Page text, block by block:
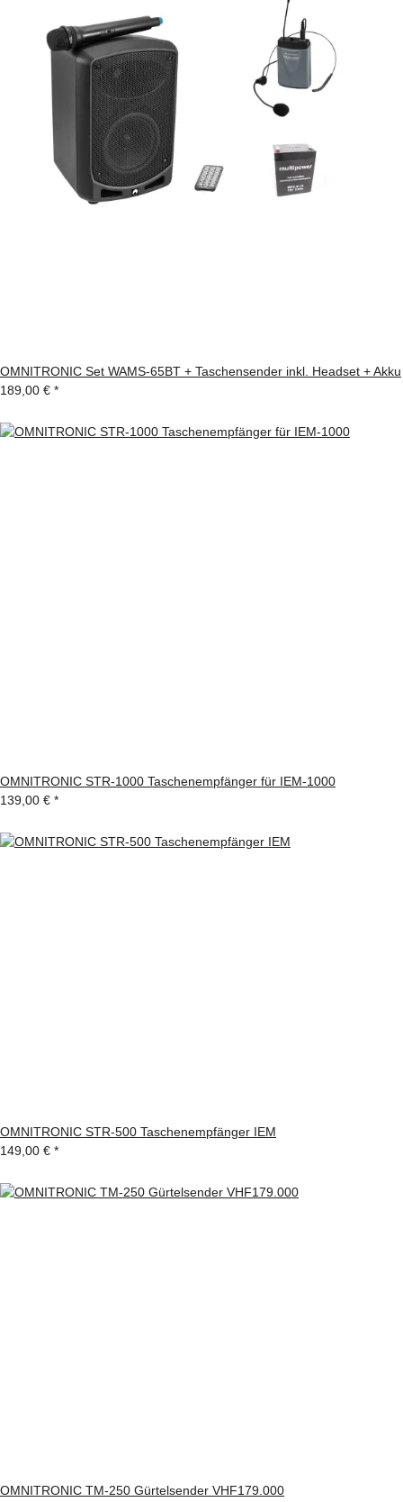
OMNITRONIC Set WAMS-65BT + Taschensender inkl. Headset + Akku
189,00 € *
OMNITRONIC STR-1000 Taschenempfänger für IEM-1000
139,00 € *
OMNITRONIC STR-500 Taschenempfänger IEM
149,00 € *
OMNITRONIC TM-250 Gürtelsender VHF179.000